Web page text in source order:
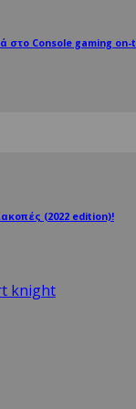
στο Console gaming on-
(2022 edition)!